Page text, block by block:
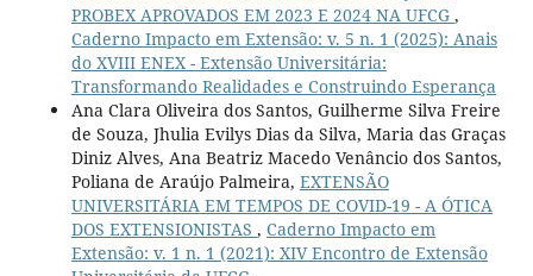
PROBEX APROVADOS EM 2023 E 2024 NA UFCG ,
Caderno Impacto em Extensão: v. 5 n. 1 (2025): Anais
do XVIII ENEX - Extensão Universitária:
Transformando Realidades e Construindo Esperança
Ana Clara Oliveira dos Santos, Guilherme Silva Freire
de Souza, Jhulia Evilys Dias da Silva, Maria das Graças
Diniz Alves, Ana Beatriz Macedo Venâncio dos Santos,
Poliana de Araújo Palmeira, EXTENSÃO
UNIVERSITÁRIA EM TEMPOS DE COVID-19 - A ÓTICA
DOS EXTENSIONISTAS , Caderno Impacto em
Extensão: v. 1 n. 1 (2021): XIV Encontro de Extensão